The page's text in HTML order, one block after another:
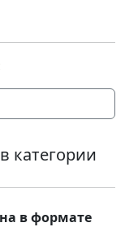
категории
в формате